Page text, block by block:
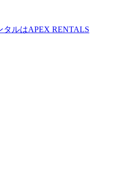
タルはAPEX RENTALS